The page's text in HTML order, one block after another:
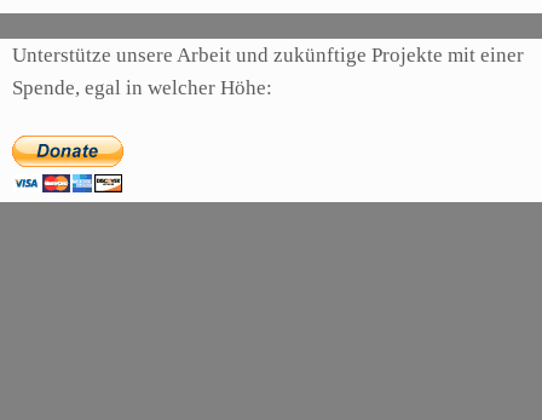
Unterstütze unsere Arbeit und zukünftige Projekte mit einer
Spende, egal in welcher Höhe: